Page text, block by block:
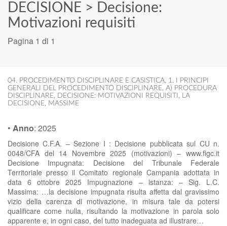
DECISIONE > Decisione:
Motivazioni requisiti
Pagina 1 di 1
04. PROCEDIMENTO DISCIPLINARE E CASISTICA, 1. I PRINCIPI
GENERALI DEL PROCEDIMENTO DISCIPLINARE, A) PROCEDURA
DISCIPLINARE, DECISIONE: MOTIVAZIONI REQUISITI , LA
DECISIONE, MASSIME
• Anno: 2025
Decisione C.F.A. – Sezione I : Decisione pubblicata sul CU n.
0048/CFA del 14 Novembre 2025 (motivazioni) – www.figc.it
Decisione Impugnata: Decisione del Tribunale Federale
Territoriale presso il Comitato regionale Campania adottata in
data 6 ottobre 2025 Impugnazione – istanza: – Sig. L.C.
Massima: …la decisione impugnata risulta affetta dal gravissimo
vizio della carenza di motivazione, in misura tale da potersi
qualificare come nulla, risultando la motivazione in parola solo
apparente e, in ogni caso, del tutto inadeguata ad illustrare…